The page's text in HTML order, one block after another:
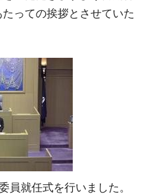
っての挨拶とさせていた
員就任式を行いました。